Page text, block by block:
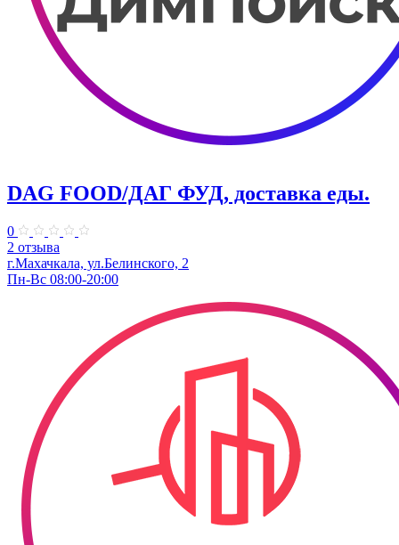
DAG FOOD/ДАГ ФУД, доставка еды.
0
2 отзыва
г.Махачкала, ул.Белинского, 2
Пн-Вс 08:00-20:00